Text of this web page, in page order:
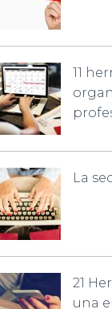
11
La
21
una